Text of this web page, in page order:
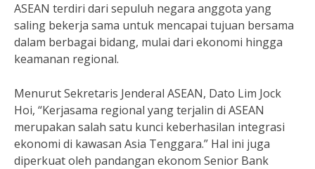
ASEAN terdiri dari sepuluh negara anggota yang
saling bekerja sama untuk mencapai tujuan bersama
dalam berbagai bidang, mulai dari ekonomi hingga
keamanan regional.
Menurut Sekretaris Jenderal ASEAN, Dato Lim Jock
Hoi, “Kerjasama regional yang terjalin di ASEAN
merupakan salah satu kunci keberhasilan integrasi
ekonomi di kawasan Asia Tenggara.” Hal ini juga
diperkuat oleh pandangan ekonom Senior Bank